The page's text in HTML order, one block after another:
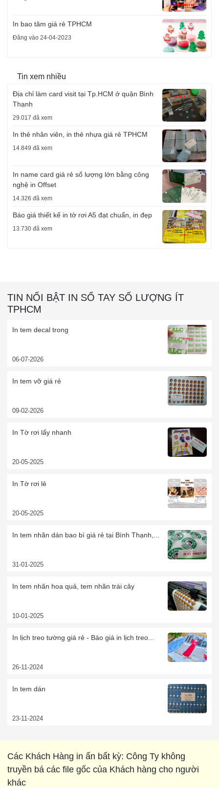
In bao tăm giá rẻ TPHCM
Đăng vào 24-04-2023
Tin xem nhiều
Địa chỉ làm card visit tại Tp.HCM ở quận Bình
Thạnh
29.017 đã xem
In thẻ nhân viên, in thẻ nhựa giá rẻ TPHCM
14.849 đã xem
In name card giá rẻ số lượng lớn bằng công
nghệ in Offset
14.326 đã xem
Báo giá thiết kế in tờ rơi A5 đạt chuẩn, in đẹp
13.730 đã xem
TIN NỔI BẬT IN SỔ TAY SỐ LƯỢNG ÍT
TPHCM
In tem decal trong
06-07-2026
In tem vỡ giá rẻ
09-02-2026
In Tờ rơi lấy nhanh
20-05-2025
In Tờ rơi lẻ
20-05-2025
In tem nhãn dán bao bì giá rẻ tại Bình Thạnh,...
31-01-2025
In tem nhãn hoa quả, tem nhãn trái cây
10-01-2025
In lịch treo tường giá rẻ - Báo giá in lịch treo...
26-11-2024
In tem dán
23-11-2024
Các Khách Hàng in ấn bất kỳ: Công Ty không
truyền bá các file gốc của Khách hàng cho người
khác